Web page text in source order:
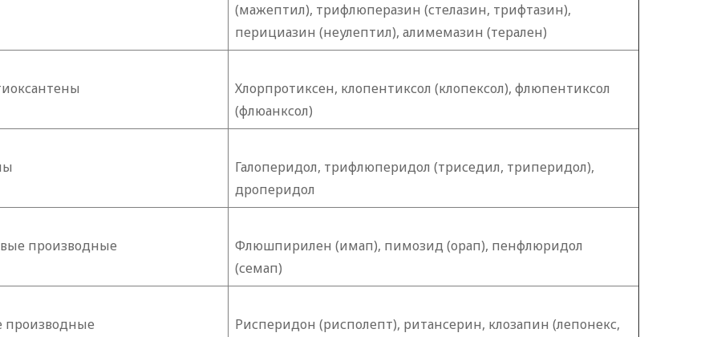
(мажептил), трифлюперазин (стелазин, трифтазин),
перициазин (неулептил), алимемазин (терален)
Хлорпротиксен, клопентиксол (клопексол), флюпентиксол
(флюанксол)
Галоперидол, трифлюперидол (триседил, триперидол),
дроперидол
производные
Флюшпирилен (имап), пимозид (орап), пенфлюридол
(семап)
производные
Рисперидон (рисполепт), ритансерин, клозапин (лепонекс,